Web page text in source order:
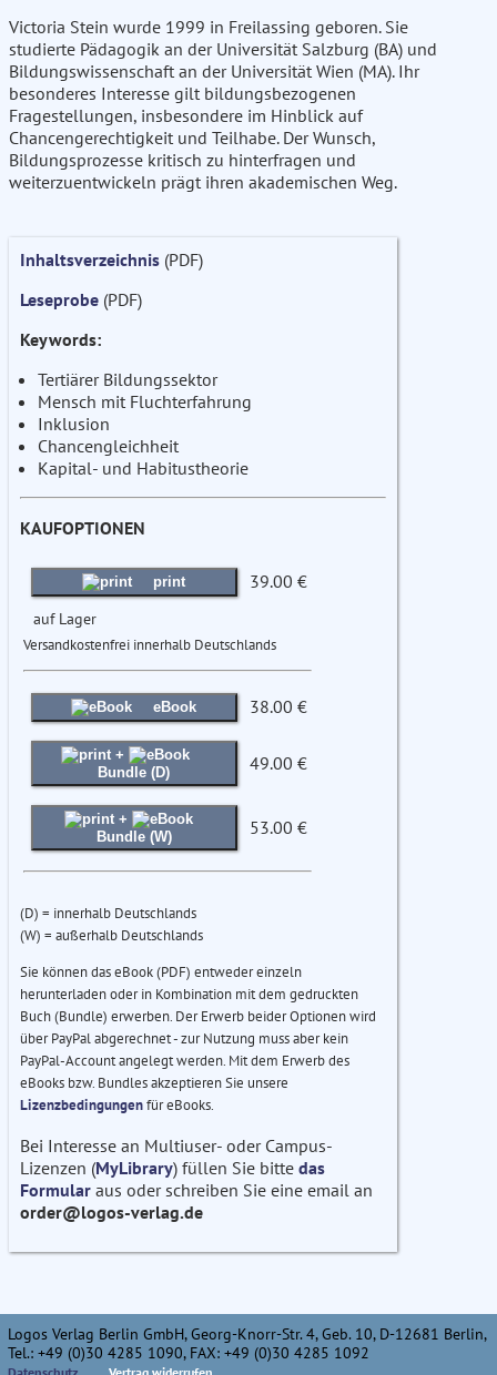
Victoria Stein wurde 1999 in Freilassing geboren. Sie
studierte Pädagogik an der Universität Salzburg (BA) und
Bildungswissenschaft an der Universität Wien (MA). Ihr
besonderes Interesse gilt bildungsbezogenen
Fragestellungen, insbesondere im Hinblick auf
Chancengerechtigkeit und Teilhabe. Der Wunsch,
Bildungsprozesse kritisch zu hinterfragen und
weiterzuentwickeln prägt ihren akademischen Weg.
Inhaltsverzeichnis (PDF)
Leseprobe (PDF)
Keywords:
Tertiärer Bildungssektor
Mensch mit Fluchterfahrung
Inklusion
Chancengleichheit
Kapital- und Habitustheorie
KAUFOPTIONEN
print 39.00 €
auf Lager
Versandkostenfrei innerhalb Deutschlands
eBook 38.00 €
+
Bundle (D)
49.00 €
+
Bundle (W)
53.00 €
(D) = innerhalb Deutschlands
(W) = außerhalb Deutschlands
Sie können das eBook (PDF) entweder einzeln
herunterladen oder in Kombination mit dem gedruckten
Buch (Bundle) erwerben. Der Erwerb beider Optionen wird
über PayPal abgerechnet - zur Nutzung muss aber kein
PayPal-Account angelegt werden. Mit dem Erwerb des
eBooks bzw. Bundles akzeptieren Sie unsere
Lizenzbedingungenfür eBooks.
Bei Interesse an Multiuser- oder Campus-
Lizenzen (MyLibrary) füllen Sie bitte das
Formular aus oder schreiben Sie eine email an
order@logos-verlag.de
Logos Verlag Berlin GmbH, Georg-Knorr-Str. 4, Geb. 10, D-12681 Berlin,
Tel.: +49 (0)30 4285 1090, FAX: +49 (0)30 4285 1092